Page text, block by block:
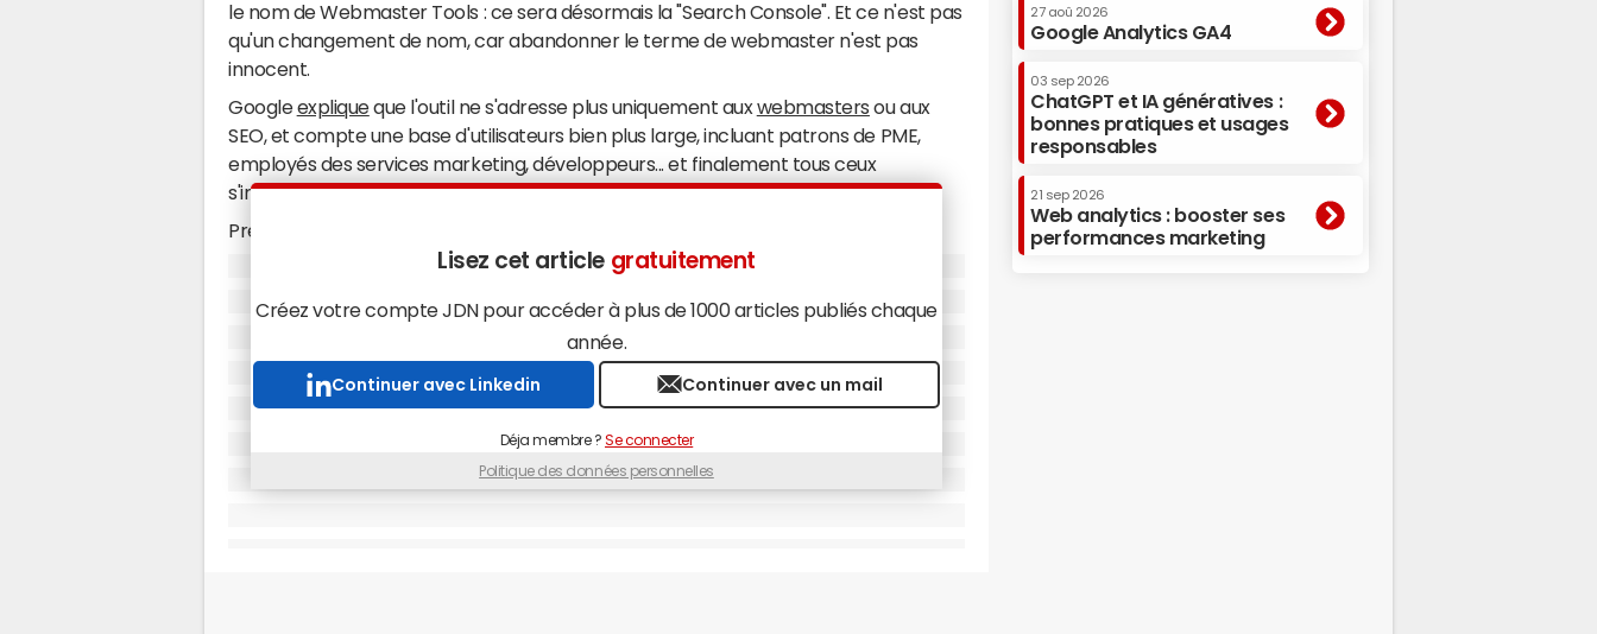
le nom de Webmaster Tools : ce sera désormais la "Search Console". Et ce n'est pas
qu'un changement de nom, car abandonner le terme de webmaster n'est pas
innocent.
Googleexpliqueque l'outil ne s'adresse plus uniquement auxwebmasters ou aux
SEO, et compte une base d'utilisateurs bien plus large, incluant patrons de PME,
employés des services marketing, développeurs... et finalement tous ceux
s'intéressant à la visibilité de leurs pages Web sur Google.
Prémices de ce changement : il y a deux semaines, le rapport phare de Google
webmaster tools appelé "Requêtes de recherche" s'effaçait au profit d'un nouveau
efficacité et en flexibilité pour mesurer l'évolution de la performance d'un site dans
Lire aussi
Lisez cet article gratuitement
Créez votre compte JDN pour accéder à plus de 1000 articles publiés chaque
année.
Continuer avec Linkedin Continuer avec un mail
Déja membre ? Se connecter
Politique des données personnelles
27 aoû 2026
Google Analytics GA4
03 sep 2026
ChatGPT et IA génératives :
bonnes pratiques et usages
responsables
21 sep 2026
Web analytics : booster ses
performances marketing